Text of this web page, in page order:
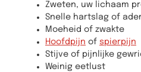
Zweten, uw lichaam
Snelle hartslag of
Moeheid of zwakte
Hoofdpijn of spierpijn
Stijve of pijnlijke
Weinig eetlust